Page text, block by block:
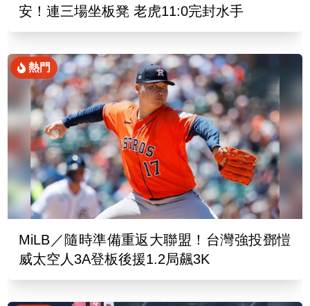
安！連三場坐板凳 老虎11:0完封水手
熱門
MiLB／隨時準備重返大聯盟！台灣強投鄧愷
威太空人3A登板後援1.2局飆3K